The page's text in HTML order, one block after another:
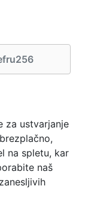
za ustvarjanje
na spletu, kar
naš